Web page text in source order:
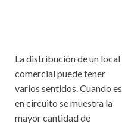
La distribución de un local
comercial puede tener
varios sentidos. Cuando es
en circuito se muestra la
mayor cantidad de